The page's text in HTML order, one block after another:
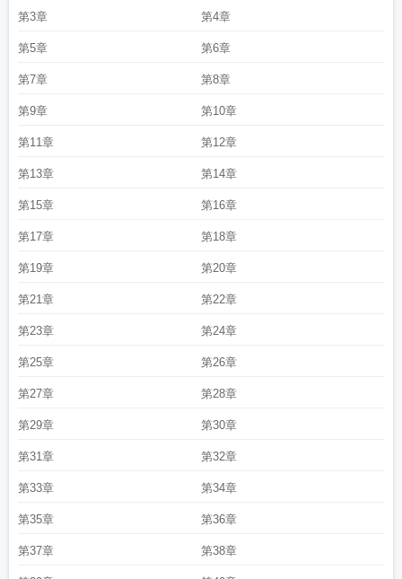
局是什么
心坎是什么意思 心坟蛋蛋1113全文晋江
节上坟的规矩
心坟全文免费阅读蛋蛋
思心坟讲的什么故事 心坟免费全文txt番外心坟类似文
了什么心坟杜晓雯的结局 心坟不住无情人全文免费阅读
阁心坟葬尽旧时春 心坟不住无情人免费阅读心坟贺毅活下来的番外
免费观看
心坟女主最后还爱着男主吗
土三年内必死人
心坟全文阅读免费阅读无弹窗立碑不出三代人
在哪个软件上可以看
新坟清明节可以上坟吗 心境障碍是什么病
么心坟全文免费
第3章 第4章
第5章 第6章
第7章 第8章
第9章 第10章
第11章 第12章
第13章 第14章
第15章 第16章
第17章 第18章
第19章 第20章
第21章 第22章
第23章 第24章
第25章 第26章
第27章 第28章
第29章 第30章
第31章 第32章
第33章 第34章
第35章 第36章
第37章 第38章